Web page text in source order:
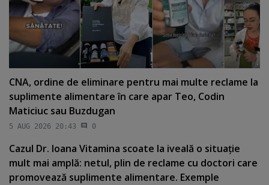
CNA, ordine de eliminare pentru mai multe reclame la
suplimente alimentare în care apar Teo, Codin
Maticiuc sau Buzdugan
5 AUG 2026 20:43 0
Cazul Dr. Ioana Vitamina scoate la iveală o situaţie
mult mai amplă: netul, plin de reclame cu doctori care
promovează suplimente alimentare. Exemple